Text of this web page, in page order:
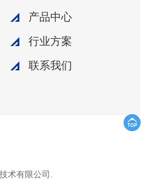
产品中心
行业方案
联系我们
技术有限公司.